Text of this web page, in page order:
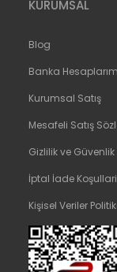
KURUMSAL
Blog
Banka
Kurumsal Satış
Mesafeli Satış
Gizlilik ve Güvenlik
İptal İade Koşullari
Kişisel Veriler